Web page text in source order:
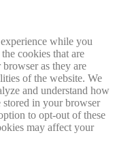
while you
cookies that are
browser as they are
of the website. We
and understand how
in your browser
to opt-out of these
may affect your